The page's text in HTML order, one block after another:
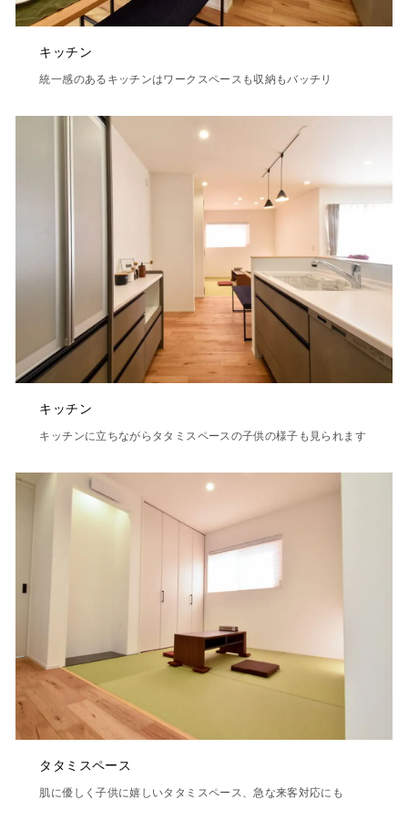
キッチン
統一感のあるキッチンはワークスペースも収納もバッチリ
キッチン
キッチンに立ちながらタタミスペースの子供の様子も見られます
タタミスペース
肌に優しく子供に嬉しいタタミスペース、急な来客対応にも